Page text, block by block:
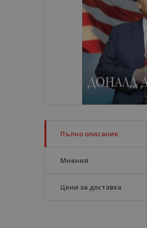
Пълно описание
Мнения
Цени за доставка